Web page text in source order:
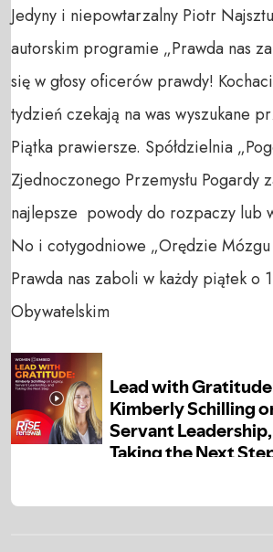
Jedyny i niepowtarzalny Piotr
autorskim programie „Prawda nas
się w głosy oficerów prawdy!
tydzień czekają na was wyszukane
Piątka prawiersze. Spółdzielnia
Zjednoczonego Przemysłu Pogardy
najlepsze powody do rozpaczy lub
No i cotygodniowe „Orędzie Mózgu
Prawda nas zaboli w każdy piątek o
Obywatelskim